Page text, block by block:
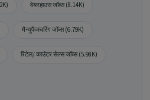
वेयरहाउस जॉब्स (8.14K)
मैन्युफैक्चरिंग जॉब्स (6.79K)
रिटेल/ काउंटर सेल्स जॉब्स (5.98K)